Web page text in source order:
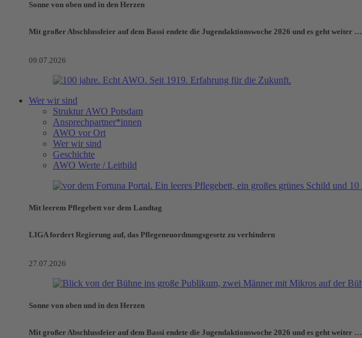
Sonne von oben und in den Herzen
Mit großer Abschlussfeier auf dem Bassi endete die Jugendaktionswoche 2026 und es geht weiter …
09.07.2026
Wer wir sind
Struktur AWO Potsdam
Ansprechpartner*innen
AWO vor Ort
Wer wir sind
Geschichte
AWO Werte / Leitbild
Mit leerem Pflegebett vor dem Landtag
LIGA fordert Regierung auf, das Pflegeneuordnungsgesetz zu verhindern
27.07.2026
Sonne von oben und in den Herzen
Mit großer Abschlussfeier auf dem Bassi endete die Jugendaktionswoche 2026 und es geht weiter …